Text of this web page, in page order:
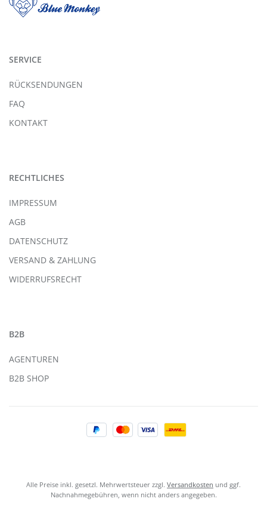
SERVICE
RÜCKSENDUNGEN
FAQ
KONTAKT
RECHTLICHES
IMPRESSUM
AGB
DATENSCHUTZ
VERSAND & ZAHLUNG
WIDERRUFSRECHT
B2B
AGENTUREN
B2B SHOP
Alle Preise inkl. gesetzl. Mehrwertsteuer zzgl. Versandkosten und ggf.
Nachnahmegebühren, wenn nicht anders angegeben.